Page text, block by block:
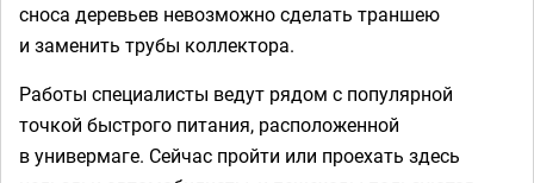
сноса деревьев невозможно сделать траншею
и заменить трубы коллектора.
Работы специалисты ведут рядом с популярной
точкой быстрого питания, расположенной
в универмаге. Сейчас пройти или проехать здесь